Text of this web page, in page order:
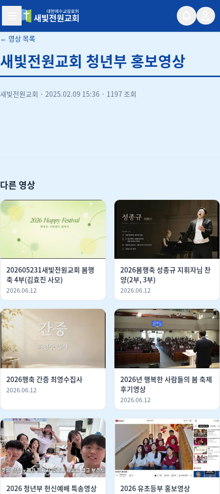
새빛전원교회
← 영상 목록
새빛전원교회 청년부 홍보영상
새빛전원교회 · 2025.02.09 15:36 · 1197 조회
다른 영상
202605231새빛전원교회 봄행
축 4부(김효진 사모)
2026.06.12
2026봄행축 성종규 지휘자님 찬
양(2부, 3부)
2026.06.12
2026행축 간증 최영수집사
2026.06.12
2026년 행복한 사람들의 봄 축제
후기영상
2026.06.12
2026 청년부 헌신예배 특송영상 2026 유초등부 홍보영상